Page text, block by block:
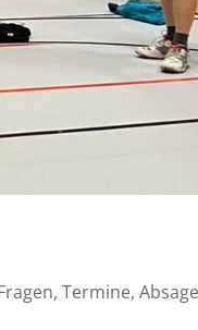
Termine,